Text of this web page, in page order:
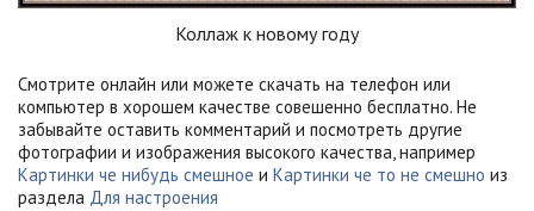
Коллаж к новому году
Смотрите онлайн или можете скачать на телефон или
компьютер в хорошем качестве совешенно бесплатно. Не
забывайте оставить комментарий и посмотреть другие
фотографии и изображения высокого качества, например
Картинки че нибудь смешное и Картинки че то не смешно из
раздела Для настроения